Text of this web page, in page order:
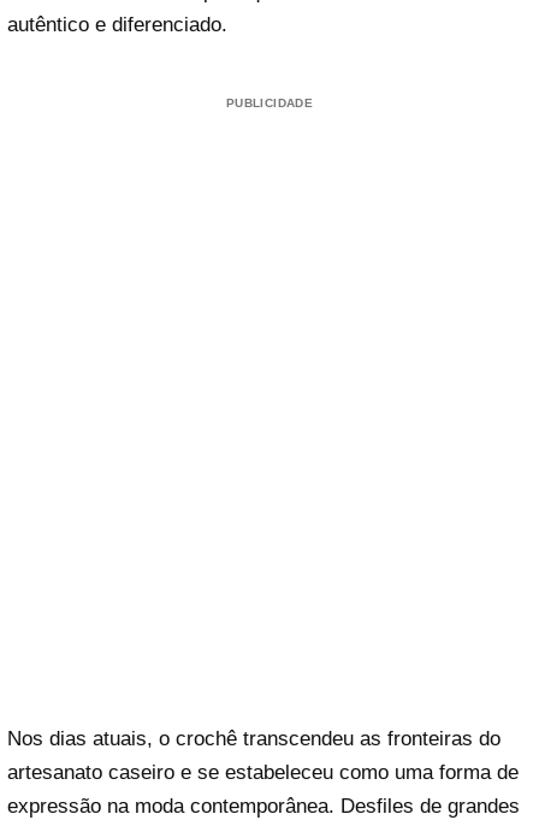
autêntico e diferenciado.
PUBLICIDADE
Nos dias atuais, o crochê transcendeu as fronteiras do
artesanato caseiro e se estabeleceu como uma forma de
expressão na moda contemporânea. Desfiles de grandes